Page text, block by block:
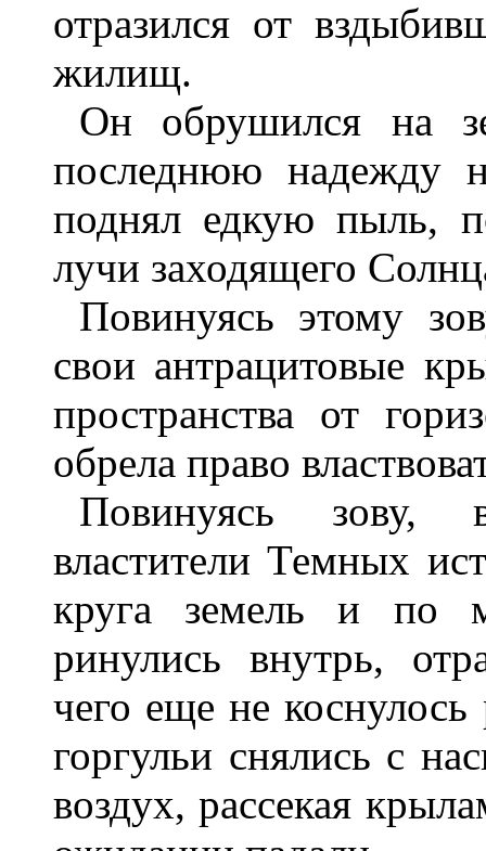
отразился от
жилищ.
Он обрушился на
последнюю надежду
поднял едкую пыль,
лучи заходящего
Повинуясь этому
свои антрацитовые
пространства от
обрела право
Повинуясь зову,
властители Темных
круга земель и по
ринулись внутрь,
чего еще не
горгульи снялись с
воздух, рассекая